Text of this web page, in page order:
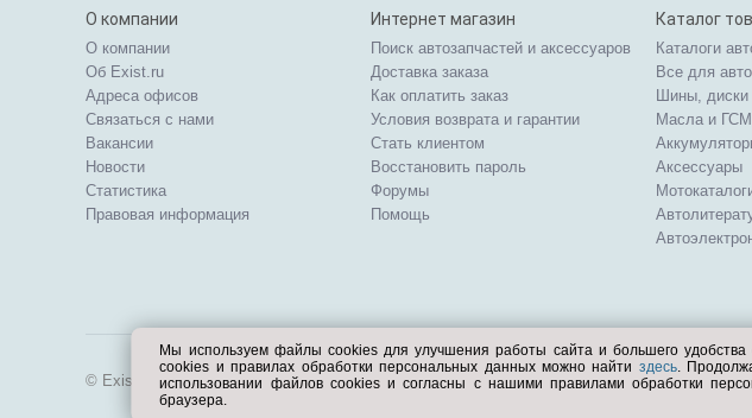
О компании
О компании
Об Exist.ru
Адреса офисов
Связаться с нами
Вакансии
Новости
Статистика
Правовая информация
Интернет магазин
Поиск автозапчастей и аксессуаров
Доставка заказа
Как оплатить заказ
Условия возврата и гарантии
Стать клиентом
Восстановить пароль
Форумы
Помощь
Каталог
Каталоги
Все для
Шины, диски
Масла и ГСМ
Аксессуары
© Exist.ru 1998—2026
Мы используем файлы cookies для улучшения работы сайта и большего
cookies и правилах обработки персональных данных можно найти здесь.
использовании файлов cookies и согласны с нашими правилами обработки
браузера.